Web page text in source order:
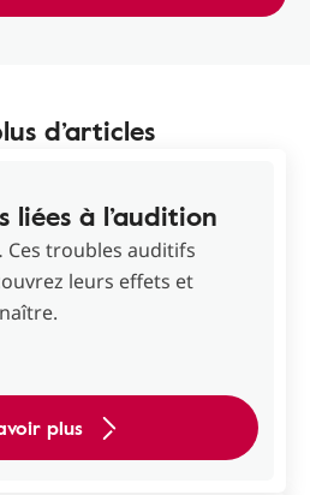
d’articles
liées à l’audition
troubles auditifs
leurs effets et
plus